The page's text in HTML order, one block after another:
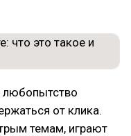
любопытство
от клика.
темам, играют